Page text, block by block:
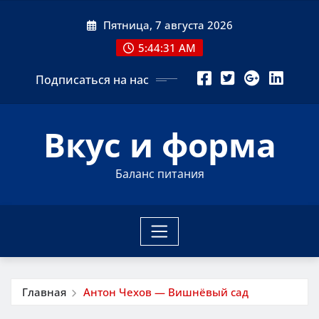
Пятница, 7 августа 2026
5:44:32 AM
Подписаться на нас
Вкус и форма
Баланс питания
Главная Антон Чехов — Вишнёвый сад